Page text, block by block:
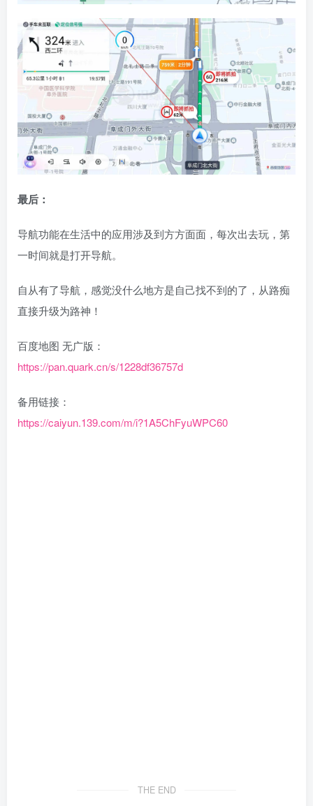
最后：
导航功能在生活中的应用涉及到方方面面，每次出去玩，第
一时间就是打开导航。
自从有了导航，感觉没什么地方是自己找不到的了，从路痴
直接升级为路神！
百度地图 无广版：
https://pan.quark.cn/s/1228df36757d
备用链接：
https://caiyun.139.com/m/i?1A5ChFyuWPC60
THE END